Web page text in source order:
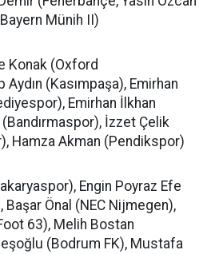
Münih II)
Konak (Oxford
(Kasımpaşa), Emirhan
Emirhan İlkhan
İzzet Çelik
Hamza Akman (Pendikspor)
Engin Poyraz Efe
Başar Önal (NEC Nijmegen),
63), Melih Bostan
(Bodrum FK), Mustafa